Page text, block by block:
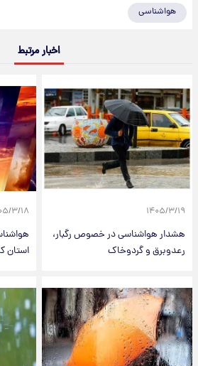
هواشناسی
اخبار مرتبط
۱۴۰۵/۳/۱۹
هشدار هواشناسی در خصوص رگبار،
رعدوبرق و گردوخاک
۱۴۰۵/
استان